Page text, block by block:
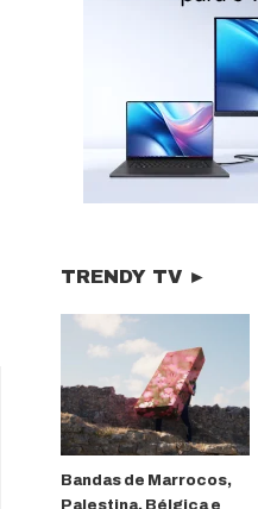
TRENDY TV ►
Bandas de Marrocos,
Palestina, Bélgica e